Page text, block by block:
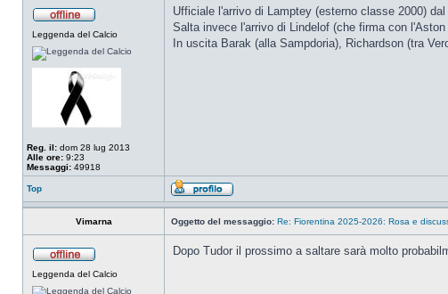
Leggenda del Calcio
Reg. il: dom 28 lug 2013
Alle ore: 9:23
Messaggi: 49918
Ufficiale l'arrivo di Lamptey (esterno classe 2000)
Salta invece l'arrivo di Lindelof (che firma con l'Aston
In uscita Barak (alla Sampdoria), Richardson (tra
Top
Vimarna Oggetto del messaggio: Re: Fiorentina 2025-2026: Rosa e
Leggenda del Calcio
Dopo Tudor il prossimo a saltare sarà molto